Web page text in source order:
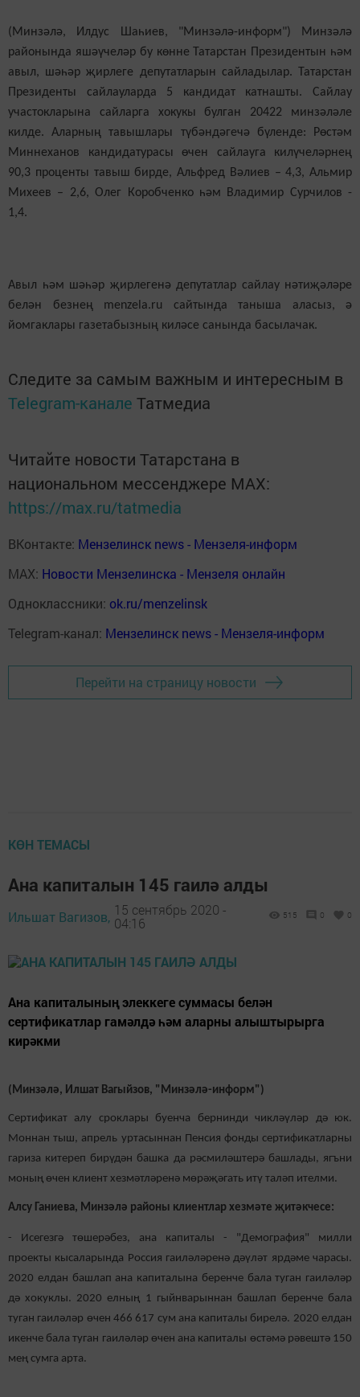
(Минзәлә, Илдус Шаһиев, "Минзәлә-информ") Минзәлә
районында яшәүчеләр бу көнне Татарстан Президентын һәм
авыл, шәһәр җирлеге депутатларын сайладылар. Татарстан
Президенты сайлауларда 5 кандидат катнашты. Сайлау
участокларына сайларга хокукы булган 20422 минзәләле
килде. Аларның тавышлары түбәндәгечә бүленде: Рөстәм
Миннеханов кандидатурасы өчен сайлауга килүчеләрнең
90,3 проценты тавыш бирде, Альфред Вәлиев – 4,3, Альмир
Михеев – 2,6, Олег Коробченко һәм Владимир Сурчилов -
1,4.
Авыл һәм шәһәр җирлегенә депутатлар сайлау нәтиҗәләре
белән безнең menzela.ru сайтында таныша аласыз, ә
йомгаклары газетабызның киләсе санында басылачак.
Следите за самым важным и интересным в
Telegram-канале Татмедиа
Читайте новости Татарстана в
национальном мессенджере MАХ:
https://max.ru/tatmedia
ВКонтакте: Мензелинск news - Мензеля-информ
MAX: Новости Мензелинска - Мензеля онлайн
Одноклассники: ok.ru/menzelinsk
Telegram-канал: Мензелинск news - Мензеля-информ
Перейти на страницу новости
КӨН ТЕМАСЫ
Ана капиталын 145 гаилә алды
Ильшат Вагизов, 15 сентябрь 2020 -
04:16
515 0 0
Ана капиталының элеккеге суммасы белән
сертификатлар гамәлдә һәм аларны алыштырырга
кирәкми
(Минзәлә, Илшат Вагыйзов, "Минзәлә-информ")
Сертификат алу сроклары буенча бернинди чикләүләр дә юк.
Моннан тыш, апрель уртасыннан Пенсия фонды сертификатларны
гариза китереп бирүдән башка да рәсмиләштерә башлады, ягъни
моның өчен клиент хезмәтләренә мөрәҗәгать итү таләп ителми.
Алсу Ганиева, Минзәлә районы клиентлар хезмәте җитәкчесе:
- Исегезгә төшерәбез, ана капиталы - "Демография" милли
проекты кысаларында Россия гаиләләренә дәүләт ярдәме чарасы.
2020 елдан башлап ана капиталына беренче бала туган гаиләләр
дә хокуклы. 2020 елның 1 гыйнварыннан башлап беренче бала
туган гаиләләр өчен 466 617 сум ана капиталы бирелә. 2020 елдан
икенче бала туган гаиләләр өчен ана капиталы өстәмә рәвештә 150
мең сумга арта.